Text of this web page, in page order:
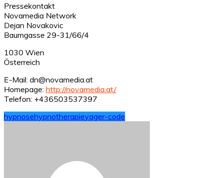
Pressekontakt
Novamedia Network
Dejan Novakovic
Baumgasse 29-31/66/4
1030 Wien
Österreich
E-Mail: dn@novamedia.at
Homepage: http://novamedia.at/
Telefon: +436503537397
hypnosehypnotherapieyager-code